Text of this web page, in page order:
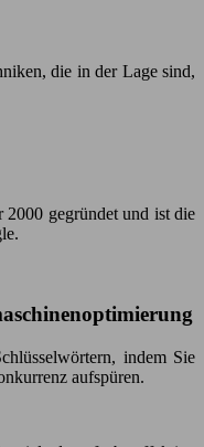
die in der Lage sind,
gegründet und ist die
indem Sie
aufspüren.